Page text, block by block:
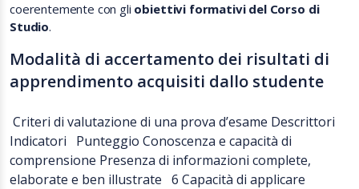
coerentemente con gli obiettivi formativi del Corso di
Studio.
Modalità di accertamento dei risultati di
apprendimento acquisiti dallo studente
Criteri di valutazione di una prova d’esame Descrittori
Indicatori Punteggio Conoscenza e capacità di
comprensione Presenza di informazioni complete,
elaborate e ben illustrate 6 Capacità di applicare